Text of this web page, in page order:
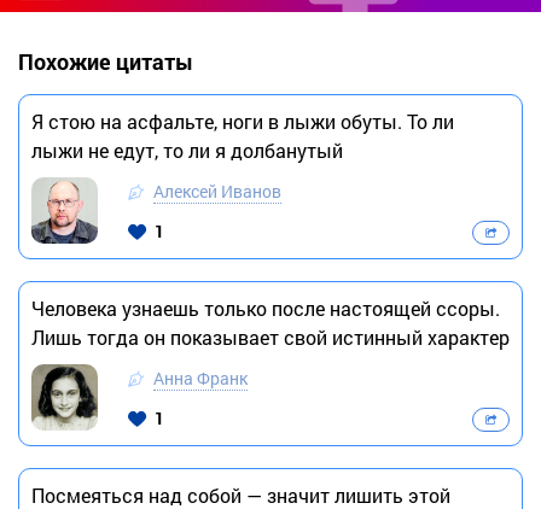
Похожие цитаты
Я стою на асфальте, ноги в лыжи обуты. То ли
лыжи не едут, то ли я долбанутый
Алексей Иванов
1
Человека узнаешь только после настоящей ссоры.
Лишь тогда он показывает свой истинный характер
Анна Франк
1
Посмеяться над собой — значит лишить этой